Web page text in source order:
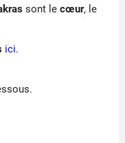
sont le cœur, le
ici.